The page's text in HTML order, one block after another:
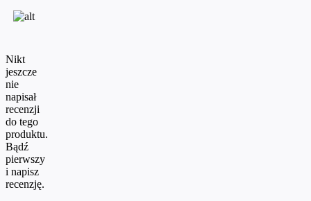
Nikt
jeszcze
nie
napisał
recenzji
do tego
produktu.
Bądź
pierwszy
i napisz
recenzję.